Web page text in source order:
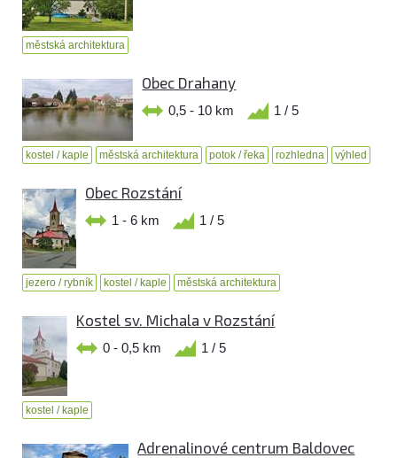
městská architektura
Obec Drahany
0,5 - 10 km 1 / 5
kostel / kaple městská architektura potok / řeka rozhledna výhled
Obec Rozstání
1 - 6 km 1 / 5
jezero / rybník kostel / kaple městská architektura
Kostel sv. Michala v Rozstání
0 - 0,5 km 1 / 5
kostel / kaple
Adrenalinové centrum Baldovec